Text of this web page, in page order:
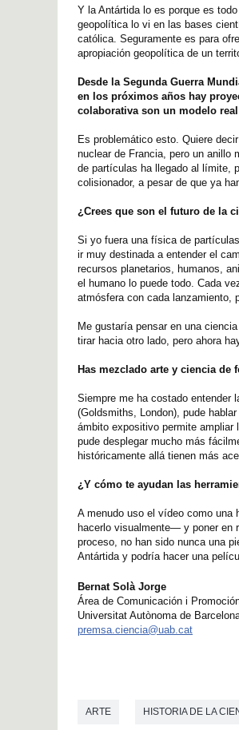
Y la Antártida lo es porque es
geopolítica lo vi en las bases
católica. Seguramente es para
apropiación geopolítica de un
Desde la Segunda Guerra
en los próximos años hay
colaborativa son un modelo
Es problemático esto. Quiere
nuclear de Francia, pero un anillo
de partículas ha llegado al límite,
colisionador, a pesar de que ya
¿Crees que son el futuro de la
Si yo fuera una física de
ir muy destinada a entender el
recursos planetarios, humanos,
el humano lo puede todo. Cada
atmósfera con cada lanzamiento,
Me gustaría pensar en una
tirar hacia otro lado, pero ahora
Has mezclado arte y ciencia
Siempre me ha costado entender
(Goldsmiths, London), pude
ámbito expositivo permite ampliar
pude desplegar mucho más
históricamente allá tienen más
¿Y cómo te ayudan las
A menudo uso el vídeo como una
hacerlo visualmente— y poner en
proceso, no han sido nunca una
Antártida y podría hacer una
Bernat Solà Jorge
Área de Comunicación i
Universitat Autònoma de
premsa.ciencia@uab.cat
ARTE HISTORIA DE LA